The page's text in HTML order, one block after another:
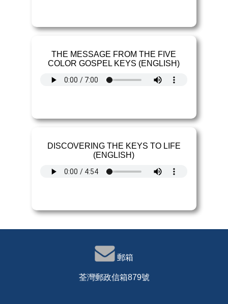
THE MESSAGE FROM THE FIVE
COLOR GOSPEL KEYS (ENGLISH)
DISCOVERING THE KEYS TO LIFE
(ENGLISH)
郵箱
荃灣郵政信箱879號